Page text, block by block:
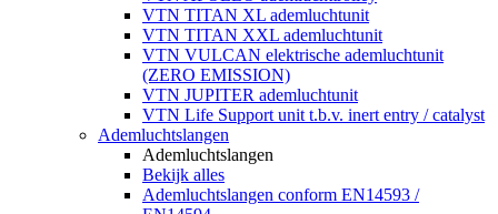
VTN TITAN XL ademluchtunit
VTN TITAN XXL ademluchtunit
VTN VULCAN elektrische ademluchtunit
(ZERO EMISSION)
VTN JUPITER ademluchtunit
VTN Life Support unit t.b.v. inert entry / catalyst
Ademluchtslangen
Ademluchtslangen
Bekijk alles
Ademluchtslangen conform EN14593 /